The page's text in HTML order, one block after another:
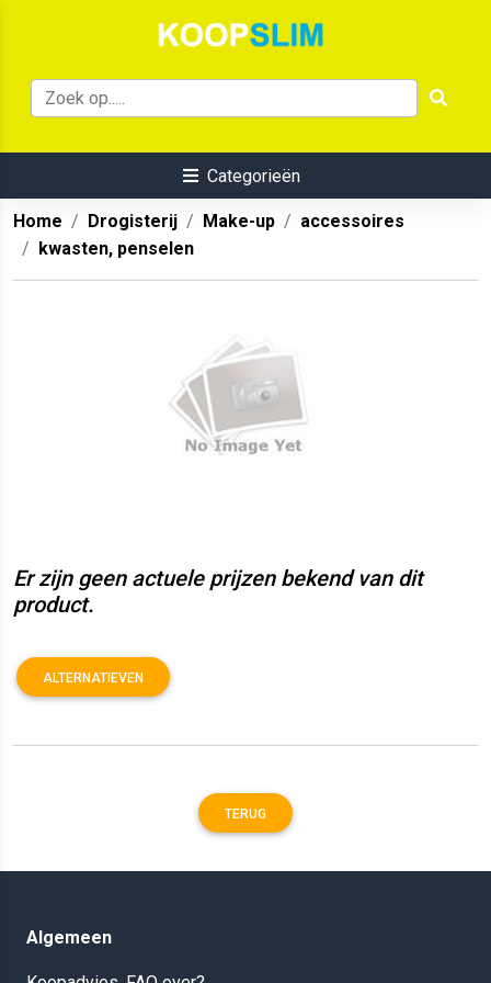
Categorieën
Home Drogisterij Make-up
accessoires
kwasten, penselen
Er zijn geen actuele prijzen bekend van dit
product.
ALTERNATIEVEN
TERUG
Algemeen